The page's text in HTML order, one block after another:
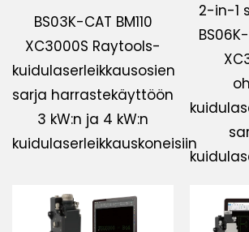
BS03K-CAT BM110
XC3000S Raytools-
kuidulaserleikkausosien
sarja harrastekäyttöön
3 kW:n ja 4 kW:n
kuidulaserleikkauskoneisiin
2-in-1